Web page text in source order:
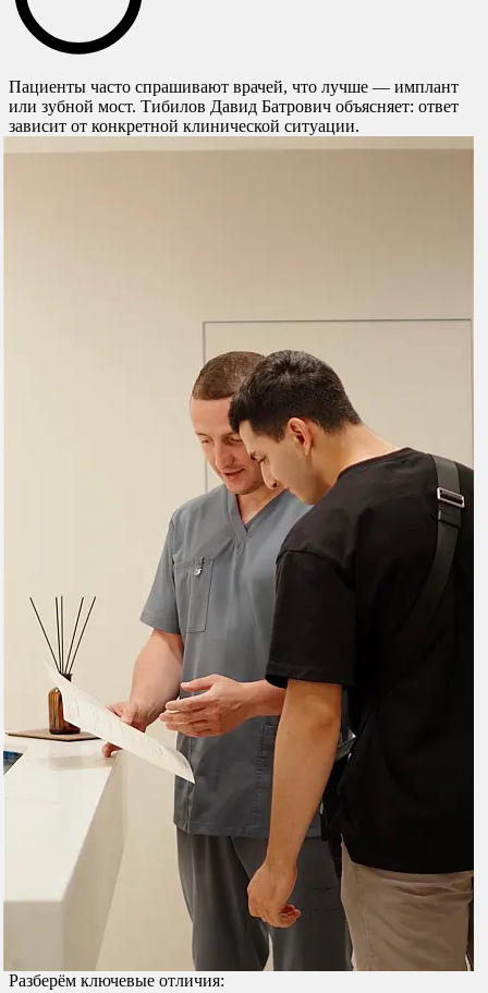
Пациенты часто спрашивают врачей, что лучше — имплант
или зубной мост. Тибилов Давид Батрович объясняет: ответ
зависит от конкретной клинической ситуации.
Разберём ключевые отличия: